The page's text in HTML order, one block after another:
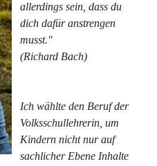
allerdings sein, dass du
dich dafür anstrengen
musst."
(Richard Bach)
Ich wählte den Beruf der
Volksschullehrerin, um
Kindern nicht nur auf
sachlicher Ebene Inhalte